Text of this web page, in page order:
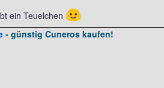
ein Teuelchen 🙂
- günstig Cuneros kaufen!